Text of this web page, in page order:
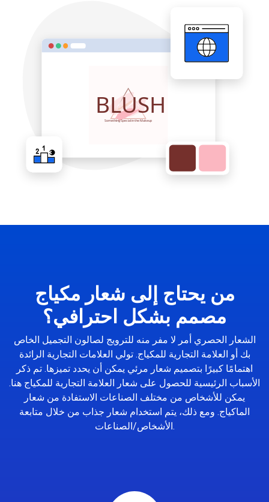
من يحتاج إلى شعار مكياج
مصمم بشكل احترافي؟
الشعار الحصري أمر لا مفر منه للترويج لصالون التجميل الخاص
بك أو العلامة التجارية للمكياج. تولي العلامات التجارية الرائدة
اهتمامًا كبيرًا بتصميم شعار مرئي يمكن أن يحدد تميزها. تم ذكر
الأسباب الرئيسية للحصول على شعار العلامة التجارية للمكياج هنا.
يمكن للأشخاص من مختلف الصناعات الاستفادة من شعار
الماكياج. ومع ذلك، يتم استخدام شعار جذاب من خلال متابعة
الأشخاص/الصناعات.